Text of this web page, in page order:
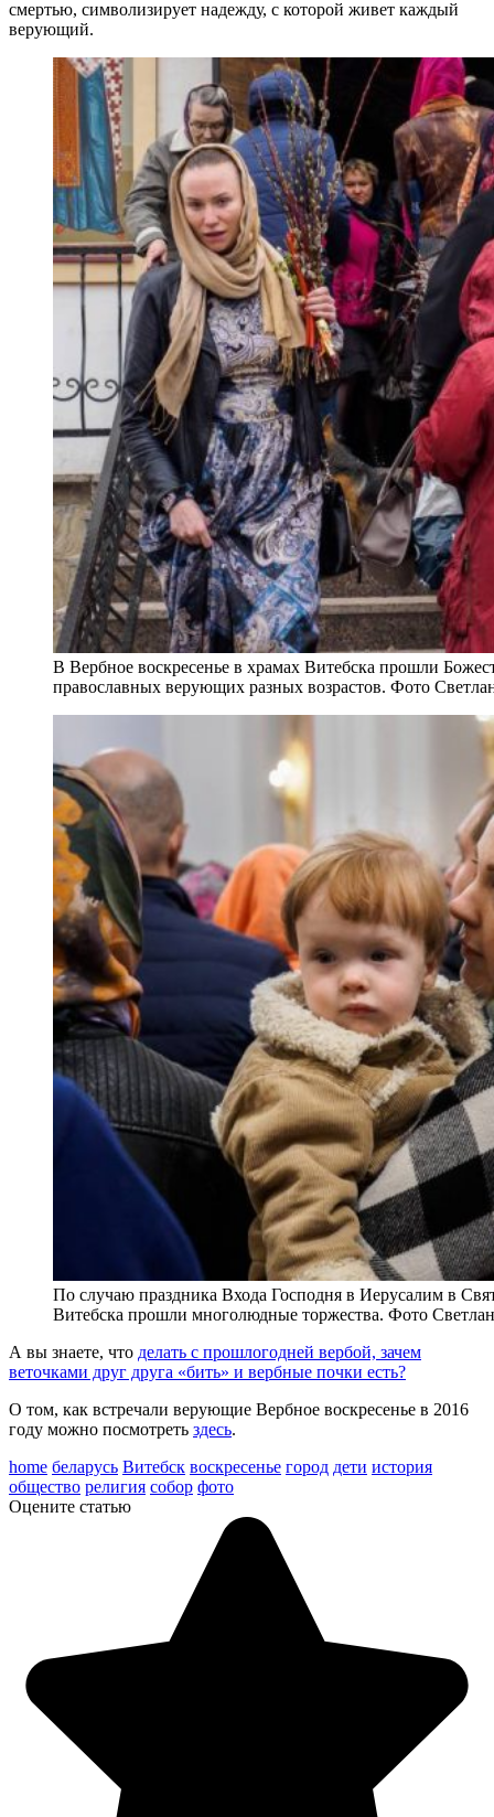
смертью, символизирует надежду, с которой живет каждый
верующий.
В Вербное воскресенье в храмах Витебска прошли
православных верующих разных возрастов. Фото
По случаю праздника Входа Господня в Иерусалим в
Витебска прошли многолюдные торжества. Фото
А вы знаете, что делать с прошлогодней вербой, зачем
веточками друг друга «бить» и вербные почки есть?
О том, как встречали верующие Вербное воскресенье в 2016
году можно посмотреть здесь.
home беларусь Витебск воскресенье город дети история
общество религия собор фото
Оцените статью